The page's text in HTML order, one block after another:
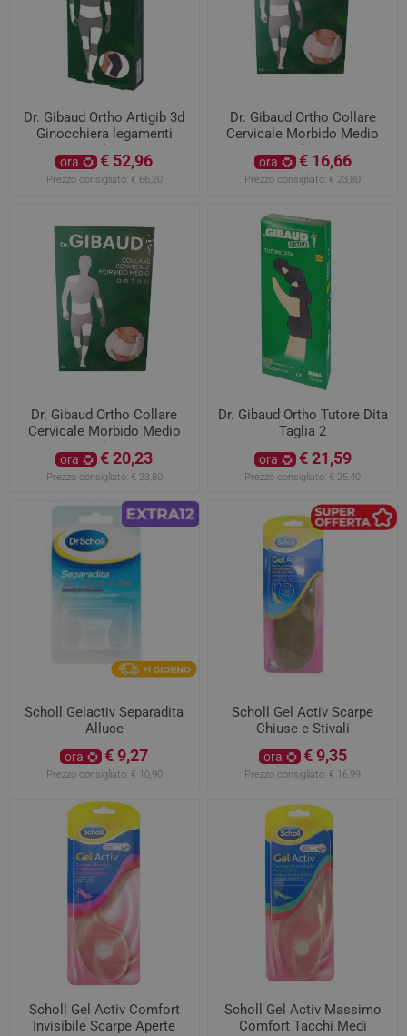
Dr. Gibaud Ortho Artigib 3d
Ginocchiera legamenti
Taglia 4
ora € 52,96
Prezzo consigliato: € 66,20
Dr. Gibaud Ortho Collare
Cervicale Morbido Medio
Taglia 3
ora € 16,66
Prezzo consigliato: € 23,80
Dr. Gibaud Ortho Collare
Cervicale Morbido Medio
Taglia 2
ora € 20,23
Prezzo consigliato: € 23,80
Dr. Gibaud Ortho Tutore Dita
Taglia 2
ora € 21,59
Prezzo consigliato: € 25,40
Scholl Gelactiv Separadita
Alluce
ora € 9,27
Prezzo consigliato: € 10,90
Scholl Gel Activ Scarpe
Chiuse e Stivali
ora € 9,35
Prezzo consigliato: € 16,99
Scholl Gel Activ Comfort
Invisibile Scarpe Aperte
Scholl Gel Activ Massimo
Comfort Tacchi Medi